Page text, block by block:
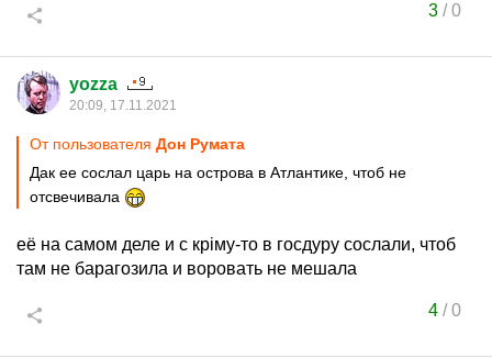
3/0
yozza
20:09, 17.11.2021
От пользователя Дон Руматa
Дак ее сослал царь на острова в Атлантике, чтоб не
отсвечивала
её на самом деле и с крiму-то в госдуру сослали, чтоб
там не барагозила и воровать не мешала
4/0